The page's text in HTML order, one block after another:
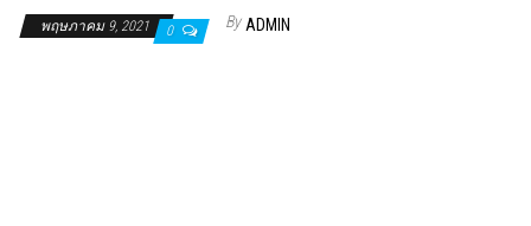
พฤษภาคม 9, 2021 0 By ADMIN